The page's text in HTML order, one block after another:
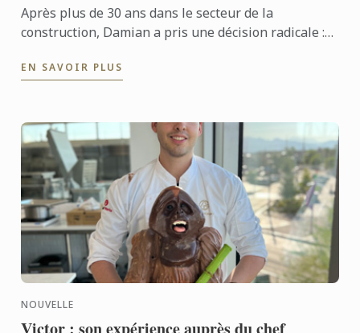
Après plus de 30 ans dans le secteur de la
construction, Damian a pris une décision radicale :
passion, la ...
EN SAVOIR PLUS
NOUVELLE